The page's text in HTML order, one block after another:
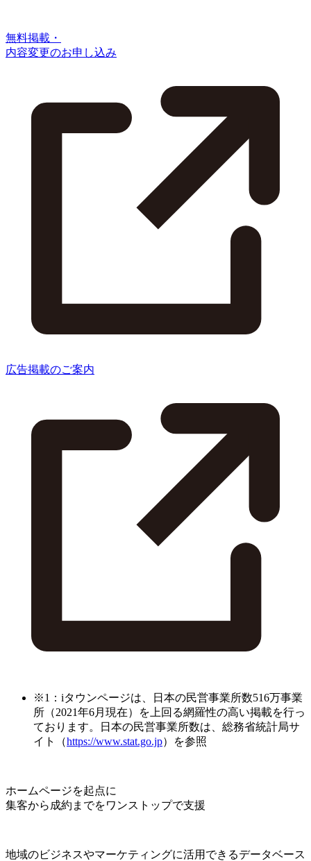
無料掲載・
内容変更のお申し込み
広告掲載のご案内
※1：iタウンページは、日本の民営事業所数516万事業
所（2021年6月現在）を上回る網羅性の高い掲載を行っ
ております。日本の民営事業所数は、総務省統計局サ
イト（https://www.stat.go.jp）を参照
ホームページを起点に
集客から成約までをワンストップで支援
地域のビジネスやマーケティングに活用できるデータベース